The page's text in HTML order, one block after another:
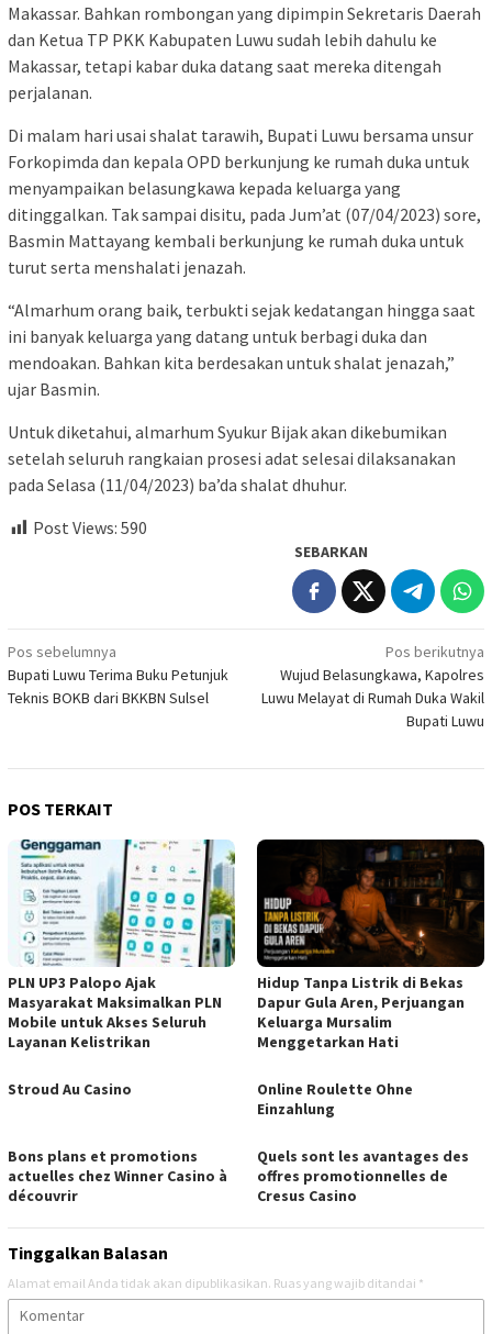
Makassar. Bahkan rombongan yang dipimpin Sekretaris Daerah
dan Ketua TP PKK Kabupaten Luwu sudah lebih dahulu ke
Makassar, tetapi kabar duka datang saat mereka ditengah
perjalanan.
Di malam hari usai shalat tarawih, Bupati Luwu bersama unsur
Forkopimda dan kepala OPD berkunjung ke rumah duka untuk
menyampaikan belasungkawa kepada keluarga yang
ditinggalkan. Tak sampai disitu, pada Jum’at (07/04/2023) sore,
Basmin Mattayang kembali berkunjung ke rumah duka untuk
turut serta menshalati jenazah.
“Almarhum orang baik, terbukti sejak kedatangan hingga saat
ini banyak keluarga yang datang untuk berbagi duka dan
mendoakan. Bahkan kita berdesakan untuk shalat jenazah,”
ujar Basmin.
Untuk diketahui, almarhum Syukur Bijak akan dikebumikan
setelah seluruh rangkaian prosesi adat selesai dilaksanakan
pada Selasa (11/04/2023) ba’da shalat dhuhur.
Post Views: 590
SEBARKAN
Navigasi
pos
Pos sebelumnya
Bupati Luwu Terima Buku Petunjuk
Teknis BOKB dari BKKBN Sulsel
Pos berikutnya
Wujud Belasungkawa, Kapolres
Luwu Melayat di Rumah Duka Wakil
Bupati Luwu
POS TERKAIT
PLN UP3 Palopo Ajak
Masyarakat Maksimalkan PLN
Mobile untuk Akses Seluruh
Layanan Kelistrikan
Hidup Tanpa Listrik di Bekas
Dapur Gula Aren, Perjuangan
Keluarga Mursalim
Menggetarkan Hati
Stroud Au Casino
Online Roulette Ohne
Einzahlung
Bons plans et promotions
actuelles chez Winner Casino à
découvrir
Quels sont les avantages des
offres promotionnelles de
Cresus Casino
Tinggalkan Balasan
Alamat email Anda tidak akan dipublikasikan. Ruas yang wajib ditandai *